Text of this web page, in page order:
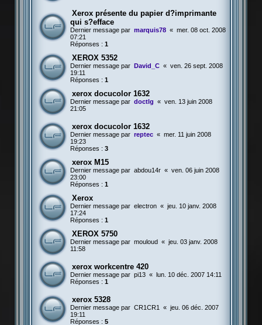
Xerox présente du papier d?imprimante
qui s?efface
Dernier message par marquis78 « mer. 08 oct. 2008
07:21
Réponses : 1
XEROX 5352
Dernier message par David_C « ven. 26 sept. 2008
19:11
Réponses : 1
xerox docucolor 1632
Dernier message par doctlg « ven. 13 juin 2008
21:05
xerox docucolor 1632
Dernier message par reptec « mer. 11 juin 2008
19:23
Réponses : 3
xerox M15
Dernier message par abdou14r « ven. 06 juin 2008
23:00
Réponses : 1
Xerox
Dernier message par electron « jeu. 10 janv. 2008
17:24
Réponses : 1
XEROX 5750
Dernier message par mouloud « jeu. 03 janv. 2008
11:58
xerox workcentre 420
Dernier message par pi13 «
lun. 10 déc. 2007 14:11
Réponses : 1
xerox 5328
Dernier message par CR1CR1 « jeu. 06 déc. 2007
19:11
Réponses : 5